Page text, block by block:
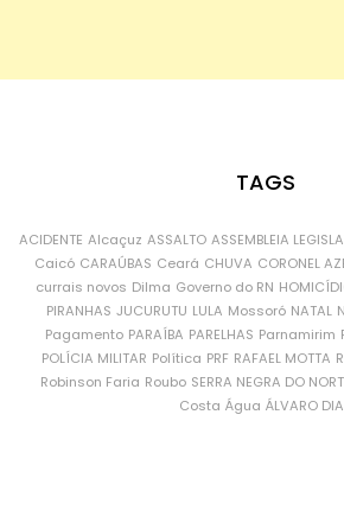
TAGS
ACIDENTE Alcaçuz ASSALTO ASSEMBLEIA
Caicó CARAÚBAS Ceará CHUVA CORONEL
currais novos Dilma Governo do RN
PIRANHAS JUCURUTU LULA Mossoró NATAL
Pagamento PARAÍBA PARELHAS Parnamirim
POLÍCIA MILITAR Política PRF RAFAEL MOTTA
Robinson Faria Roubo SERRA NEGRA DO
Costa Água ÁLVARO